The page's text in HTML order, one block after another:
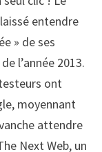
entendre
» de ses
l’année 2013.
ont
moyennant
attendre
Next Web, un